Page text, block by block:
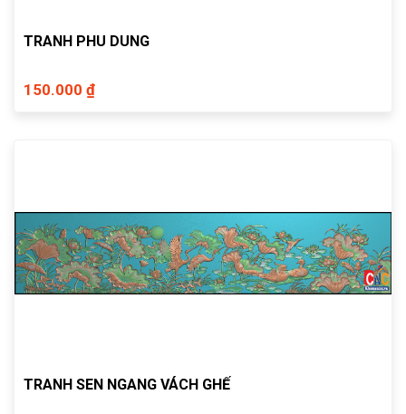
TRANH PHU DUNG
150.000 ₫
TRANH SEN NGANG VÁCH GHẾ